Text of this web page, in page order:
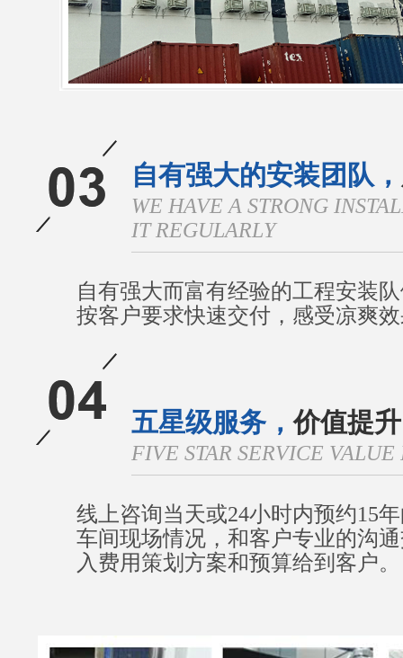
自有强大的安装团队，
WE HAVE A STRONG
IT REGULARLY
自有强大而富有经验的工程安装
按客户要求快速交付，感受凉爽
五星级服务，价值提升
FIVE STAR SERVICE
线上咨询当天或24小时内预约15
车间现场情况，和客户专业的沟
入费用策划方案和预算给到客户。